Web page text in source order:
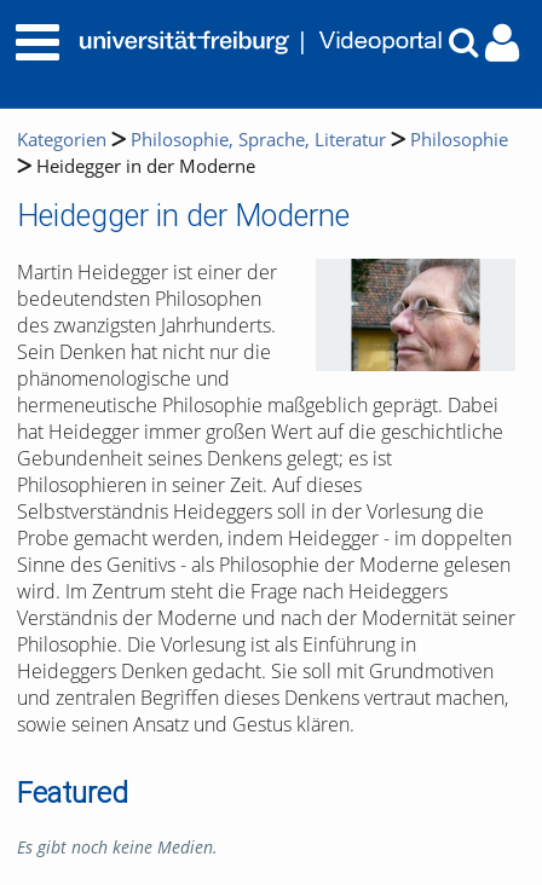
Kategorien Philosophie, Sprache, Literatur
Philosophie
Heidegger in der Moderne
Heidegger in der Moderne
Martin Heidegger ist einer der
bedeutendsten Philosophen
des zwanzigsten Jahrhunderts.
Sein Denken hat nicht nur die
phänomenologische und
hermeneutische Philosophie maßgeblich geprägt. Dabei
hat Heidegger immer großen Wert auf die geschichtliche
Gebundenheit seines Denkens gelegt; es ist
Philosophieren in seiner Zeit. Auf dieses
Selbstverständnis Heideggers soll in der Vorlesung die
Probe gemacht werden, indem Heidegger - im doppelten
Sinne des Genitivs - als Philosophie der Moderne gelesen
wird. Im Zentrum steht die Frage nach Heideggers
Verständnis der Moderne und nach der Modernität seiner
Philosophie. Die Vorlesung ist als Einführung in
Heideggers Denken gedacht. Sie soll mit Grundmotiven
und zentralen Begriffen dieses Denkens vertraut machen,
sowie seinen Ansatz und Gestus klären.
Featured
Es gibt noch keine Medien.